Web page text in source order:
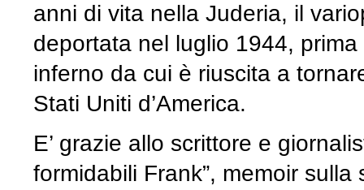
anni di vita nella Juderia, il
deportata nel luglio 1944,
inferno da cui è riuscita a
Stati Uniti d’America.
E’ grazie allo scrittore e
formidabili Frank”, memoir